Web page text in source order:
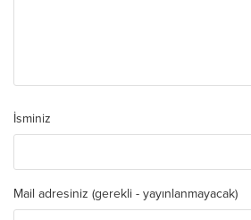
İsminiz
Mail adresiniz (gerekli - yayınlanmayacak)